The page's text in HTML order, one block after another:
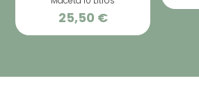
25,50 €